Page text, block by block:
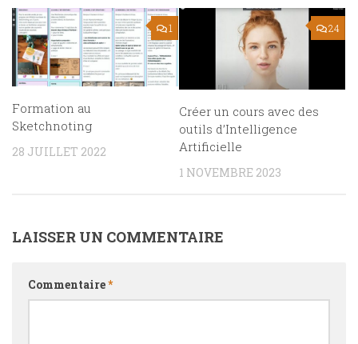
1
Formation au
Sketchnoting
28 JUILLET 2022
24
Créer un cours avec des
outils d’Intelligence
Artificielle
1 NOVEMBRE 2023
LAISSER UN COMMENTAIRE
Commentaire*